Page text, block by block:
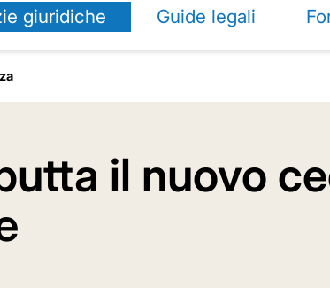
giuridiche Guide legali
il nuovo